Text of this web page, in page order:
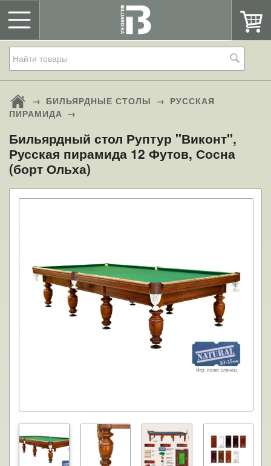
→ БИЛЬЯРДНЫЕ СТОЛЫ → РУССКАЯ
ПИРАМИДА →
Бильярдный стол Руптур "Виконт",
Русская пирамида 12 Футов, Сосна
(борт Ольха)